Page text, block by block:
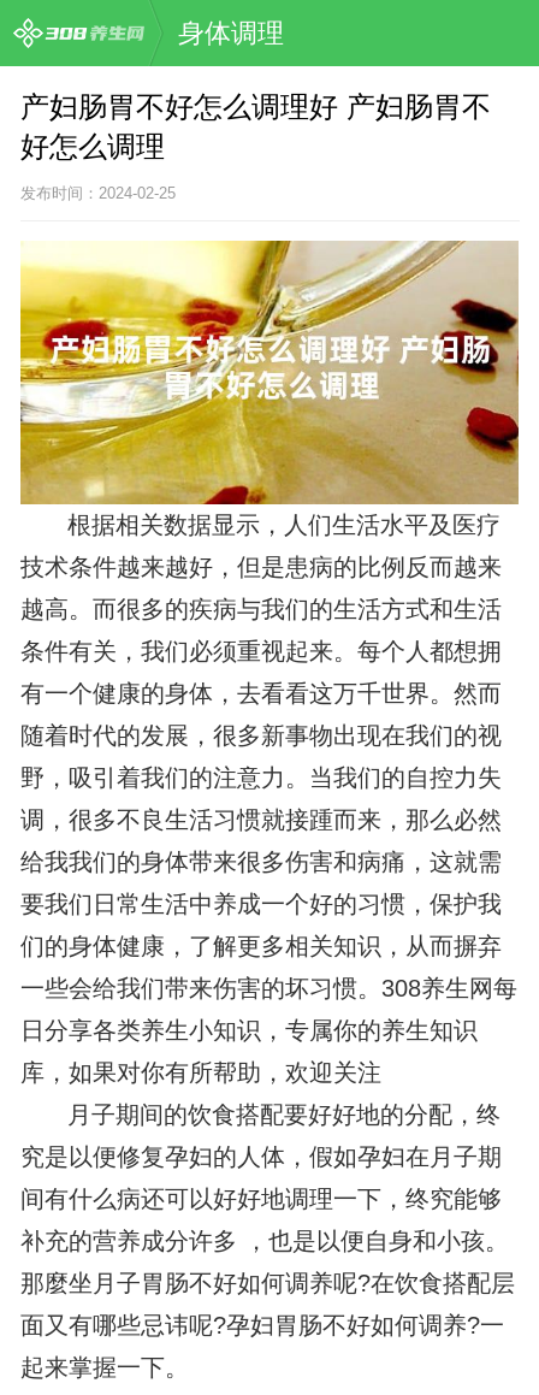
身体调理
产妇肠胃不好怎么调理好 产妇肠胃不
好怎么调理
发布时间：2024-02-25
根据相关数据显示，人们生活水平及医疗
技术条件越来越好，但是患病的比例反而越来
越高。而很多的疾病与我们的生活方式和生活
条件有关，我们必须重视起来。每个人都想拥
有一个健康的身体，去看看这万千世界。然而
随着时代的发展，很多新事物出现在我们的视
野，吸引着我们的注意力。当我们的自控力失
调，很多不良生活习惯就接踵而来，那么必然
给我我们的身体带来很多伤害和病痛，这就需
要我们日常生活中养成一个好的习惯，保护我
们的身体健康，了解更多相关知识，从而摒弃
一些会给我们带来伤害的坏习惯。308养生网每
日分享各类养生小知识，专属你的养生知识
库，如果对你有所帮助，欢迎关注
月子期间的饮食搭配要好好地的分配，终
究是以便修复孕妇的人体，假如孕妇在月子期
间有什么病还可以好好地调理一下，终究能够
补充的营养成分许多 ，也是以便自身和小孩。
那麼坐月子胃肠不好如何调养呢?在饮食搭配层
面又有哪些忌讳呢?孕妇胃肠不好如何调养?一
起来掌握一下。